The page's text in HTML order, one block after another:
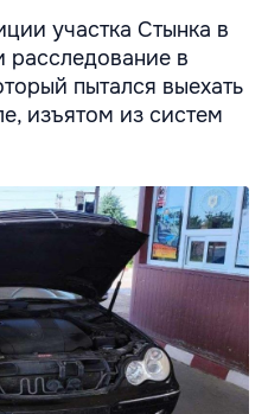
участка Стынка в
в
пытался выехать
изъятом из систем